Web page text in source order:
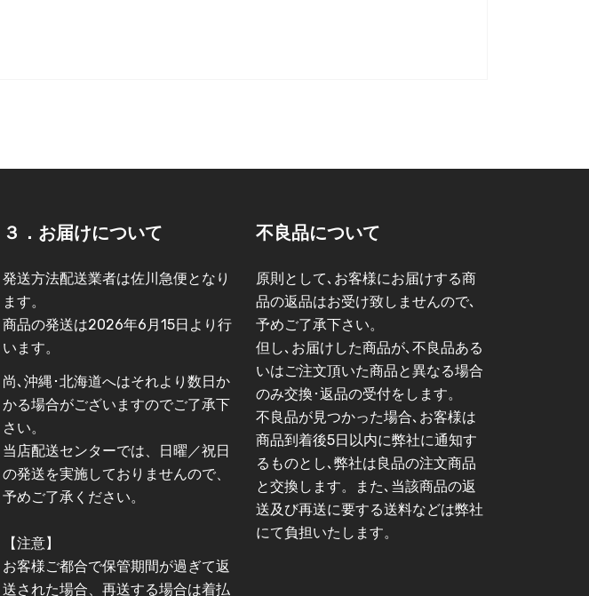
３．お届けについて
発送方法配送業者は佐川急便となり
ます。
商品の発送は2026年6月15日より行
います。
尚､沖縄･北海道へはそれより数日か
かる場合がございますのでご了承下
さい。
当店配送センターでは、日曜／祝日
の発送を実施しておりませんので、
予めご了承ください。
【注意】
お客様ご都合で保管期間が過ぎて返
送された場合、再送する場合は着払
不良品について
原則として､お客様にお届けする商
品の返品はお受け致しませんので､
予めご了承下さい。
但し､お届けした商品が､不良品ある
いはご注文頂いた商品と異なる場合
のみ交換･返品の受付をします。
不良品が見つかった場合､お客様は
商品到着後5日以内に弊社に通知す
るものとし､弊社は良品の注文商品
と交換します。また､当該商品の返
送及び再送に要する送料などは弊社
にて負担いたします。